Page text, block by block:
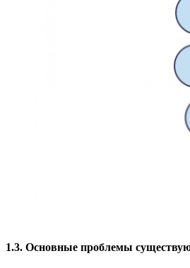
1.3. Основные проблемы